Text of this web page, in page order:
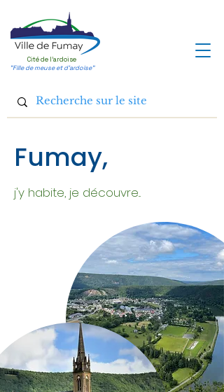
Cité de l'ardoise
"Fille de meuse et d'ardoise"
Fumay,
j'y habite, je découvre...